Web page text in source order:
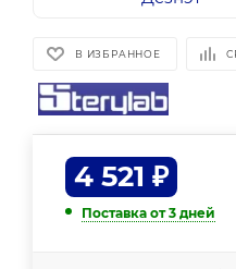
В ИЗБРАННОЕ
4 521 ₽
Поставка от 3 дней